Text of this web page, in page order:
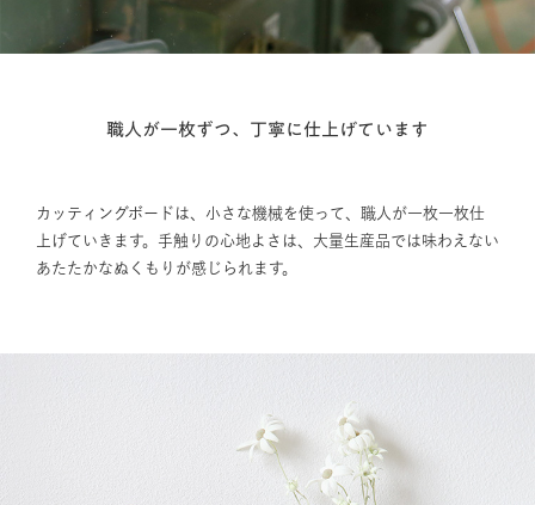
職人が一枚ずつ、丁寧に仕上げています
カッティングボードは、小さな機械を使って、職人が一枚一枚仕
上げていきます。手触りの心地よさは、大量生産品では味わえない
あたたかなぬくもりが感じられます。